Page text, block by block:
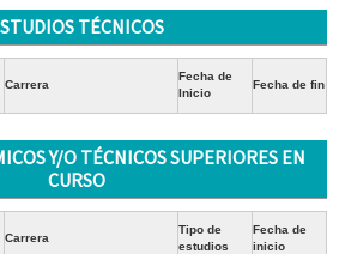
TÉCNICOS
Carrera
Fecha de
Inicio
Fecha de fin
Y/O TÉCNICOS SUPERIORES EN
CURSO
Carrera
Tipo de
estudios
Fecha de
inicio